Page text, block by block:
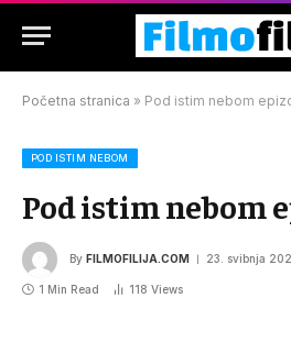
Početna stranica » Pod istim nebom
POD ISTIM NEBOM
Pod istim nebom
By FILMOFILIJA.COM 23. svibnja
1 Min Read 118 Views